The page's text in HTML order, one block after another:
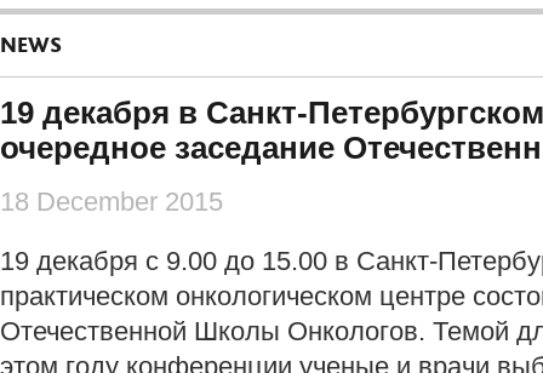
NEWS
19 декабря в Санкт-
очередное заседание
18 December 2015
19 декабря с 9.00 до 15.00 в Санкт-
практическом онкологическом центре
Отечественной Школы Онкологов. Темой
этом году конференции ученые и врачи